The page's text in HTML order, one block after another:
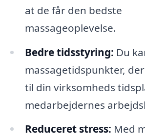
at de får den bedste
massageoplevelse.
Bedre tidsstyring: Du
massagetidspunkter,
til din virksomheds
medarbejdernes
Reduceret stress: Med